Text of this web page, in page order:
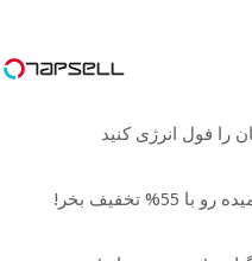
را فول انرژی کنید
تخفیف بخر!